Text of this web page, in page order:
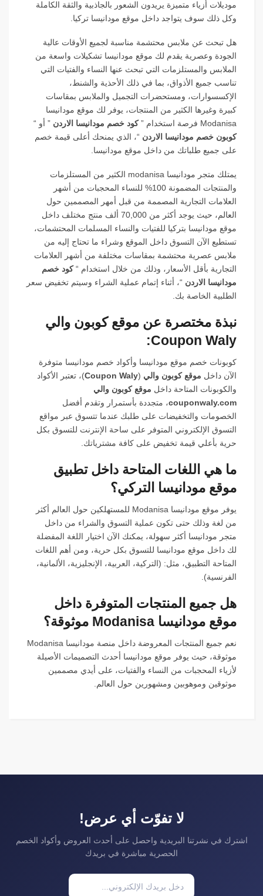
موديلات أزياء متميزة يريدون الشعور بالجاذبية والثقة الكاملة
وكل ذلك سوف يتواجد داخل موقع مودانيسا تركيا.
هل تبحث عن ملابس محتشمة مناسبة لجميع الأوقات عالية
الجودة وعصرية يقدم لك موقع مودانيسا تشكيلات واسعة من
الملابس والمستلزمات التي تبحث عنها النساء والفتيات التي
تناسب جميع الأذواق، بما في ذلك الأحذية والشنط،
الإكسسوارات، ومستحضرات التجميل والملابس بمقاسات
كبيرة وغيرها الكثير من المنتجات، يوفر لك موقع مودانيسا
Modanisa فرصة استخدام ”
كود خصم مودانيسا الاردن” أو “
كوبون خصم مودانيسا الاردن“، الذي يمنحك أعلى قيمة خصم
على جميع طلباتك من داخل موقع مودانيسا.
يمتلك متجر مودانيسا modanisa الكثير من المستلزمات
والمنتجات المضمونة 100% للنساء المحجبات من أشهر
العلامات التجارية المصممة من قبل أمهر المصممين حول
العالم، حيث يوجد أكثر من 70,000 ألف منتج مختلف داخل
موقع مودانيسا بتركيا للفتيات والنساء المسلمات المحتشمات،
تستطيع الآن التسوق داخل الموقع وشراء ما تحتاج إليه من
ملابس عصرية محتشمة بمقاسات مختلفة من أشهر العلامات
التجارية بأقل الأسعار، وذلك من خلال استخدام “ كود خصم
مودانيسا الاردن “، أثناء إتمام عملية الشراء وسيتم تخفيض سعر
الطلبية الخاصة بك.
نبذة مختصرة عن موقع كوبون والي
Coupon Waly:
كوبونات خصم موقع مودانيسا وأكواد خصم مودانيسا متوفرة
الآن داخل موقع كوبون والي Coupon Waly)، تعتبر الأكواد
والكوبونات المتاحة داخل موقع كوبون والي
couponwaly.com، متجددة بأستمرار وتقدم أفضل
الخصومات والتخفيضات على طلبك عندما تتسوق عبر مواقع
التسوق الإلكتروني المتوفر على ساحة الإنترنت للتسوق بكل
حرية بأعلي قيمة تخفيض على كافة مشترياتك.
ما هي اللغات المتاحة داخل تطبيق
موقع مودانيسا التركي؟
يوفر موقع مودانيسا Modanisa للمستهلكين حول العالم أكثر
من لغة وذلك حتى تكون عملية التسوق والشراء من داخل
متجر مودانيسا أكثر سهولة، يمكنك الآن اختيار اللغة المفضلة
لك داخل موقع مودانيسا للتسوق بكل حرية، ومن أهم اللغات
المتاحة التطبيق، مثل: (التركية، العربية، الإنجليزية، الألمانية،
الفرنسية).
هل جميع المنتجات المتوفرة داخل
موقع مودانيسا Modanisa موثوقة؟
نعم جميع المنتجات المعروضة داخل منصة مودانيسا Modanisa
موثوقة، حيث يوفر موقع مودانيسا أحدث التصميمات الأصيلة
لأزياء المحجبات من النساء والفتيات، على أيدي مصممين
موثوقين وموهوبين ومشهورين حول العالم.
لا تفوّت أي عرض!
اشترك في نشرتنا البريدية واحصل على أحدث العروض وأكواد الخصم
الحصرية مباشرة في بريدك